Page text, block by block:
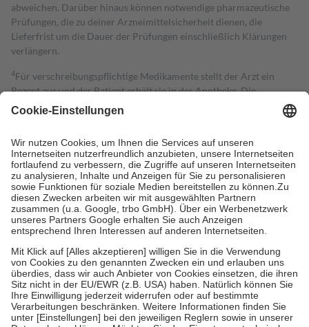
abweichen. Darüber hinaus können notwendige pharmazeutische
Prüfungen, die zu deiner Arzneimittelsicherheit dienen, die
Lieferfrist um die Dauer der Prüfungen einschließlich Klärungen
verlängern.
4Für verschreibungspflichtige Medikamente stellt der Arzt ein
Rezept aus und der Patient erhält sie in der Apotheke. Die
gesetzliche Krankenversicherung übernimmt in der Regel die
Kosten dafür, der Versicherte trägt einen Teil davon als Zuzahlung
Grundsätzlich leisten Mitglieder Zuzahlungen in Höhe von zehn
Prozent des Abgabepreises,mindestens jedochfünf Euround
höchstens zehn Euro.Es sind jedoch nie mehr als die tatsächlichen
Kosten der Leistung zu entrichten.
Diese Regeln gelten grundsätzlich auch für Online-Apotheken.
Bei Heilmitteln und häuslicher Krankenpflege beträgt die
Zuzahlung zehn Prozent der Kosten sowie zehn Euro je
Verordnung.
Um das Engagement der Versicherten für ihre eigene Gesundheit zu
stärken und die besondere Stellung der Familie zu unterstützen,
fallenkeine Zuzahlungenan bei:
• Kindern und Jugendlichen bis zum vollendeten 18. Lebensjahr
mit Ausnahme der Fahrkosten